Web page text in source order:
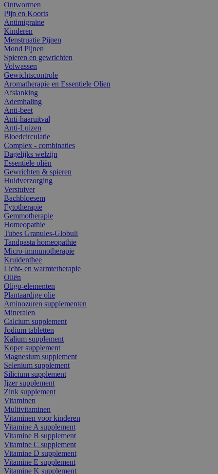
Ontwormen
Pijn en Koorts
Antimigraine
Kinderen
Menstruatie Pijnen
Mond Pijnen
Spieren en gewrichten
Volwassen
Gewichtscontrole
Aromatherapie en Essentiele Olien
Afslanking
Ademhaling
Anti-beet
Anti-haaruitval
Anti-Luizen
Bloedcirculatie
Complex - combinaties
Dagelijks welzijn
Essentiële oliën
Gewrichten & spieren
Huidverzorging
Verstuiver
Bachbloesem
Fytotherapie
Gemmotherapie
Homeopathie
Tubes Granules-Globuli
Tandpasta homeopathie
Micro-immunotherapie
Kruidenthee
Licht- en warmtetherapie
Oliën
Oligo-elementen
Plantaardige olie
Aminozuren supplementen
Mineralen
Calcium supplement
Jodium tabletten
Kalium supplement
Koper supplement
Magnesium supplement
Selenium supplement
Silicium supplement
Ijzer supplement
Zink supplement
Vitaminen
Multivitaminen
Vitaminen voor kinderen
Vitamine A supplement
Vitamine B supplement
Vitamine C supplement
Vitamine D supplement
Vitamine E supplement
Vitamine K supplement